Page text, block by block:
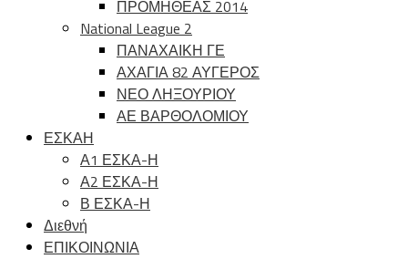
ΠΡΟΜΗΘΕΑΣ 2014
National League 2
ΠΑΝΑΧΑΙΚΗ ΓΕ
ΑΧΑΓΙΑ 82 ΑΥΓΕΡΟΣ
ΝΕΟ ΛΗΞΟΥΡΙΟΥ
ΑΕ ΒΑΡΘΟΛΟΜΙΟΥ
ΕΣΚΑΗ
Α1 ΕΣΚΑ-Η
Α2 ΕΣΚΑ-Η
Β ΕΣΚΑ-Η
Διεθνή
ΕΠΙΚΟΙΝΩΝΙΑ